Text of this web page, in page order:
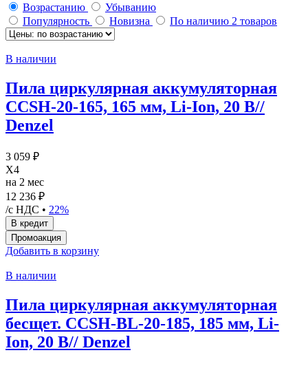
Возрастанию
Убыванию
Популярность
Новизна По наличию 2 товаров
В наличии
Пила циркулярная аккумуляторная
CCSH-20-165, 165 мм, Li-Ion, 20 В//
Denzel
3 059 ₽
X4
на 2 мес
12 236 ₽
/с НДС • 22%
Добавить в корзину
В наличии
Пила циркулярная аккумуляторная
бесщет. CCSH-BL-20-185, 185 мм, Li-
Ion, 20 В// Denzel